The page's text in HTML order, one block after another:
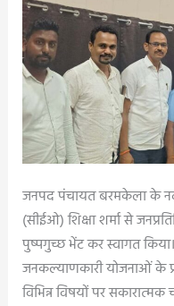
जानकारी,
विद्यार्थियों
को
राष्ट्र
निर्माण
से
जुड़ने
दिया
संदेश..
जनपद पंचायत बरमकेला के
(सीईओ) शिक्षा शर्मा से
पुष्पगुच्छ भेंट कर स्वागत किया।
जनकल्याणकारी योजनाओं के
विभिन्न विषयों पर सकारात्मक